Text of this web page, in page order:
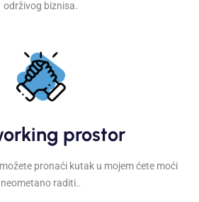
održivog biznisa.
prostor
pronaći kutak u mojem ćete moći
neometano raditi..